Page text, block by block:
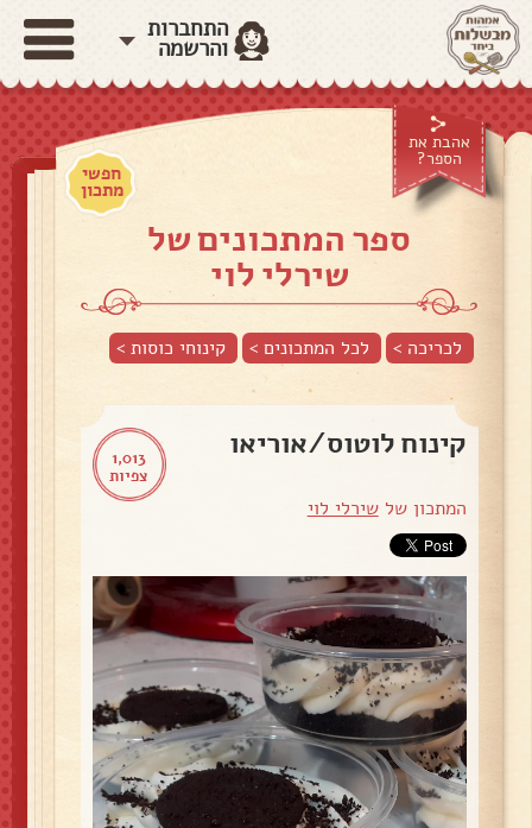
התחברות
והרשמה
אהבת את
הספר?
חפשי
מתכון
ספר המתכונים של
שירלי לוי
לכריכה > לכל המתכונים > קינוחי כוסות>
1,013
צפיות
קינוח לוטוס/אוריאו
המתכון שלשירלי לוי